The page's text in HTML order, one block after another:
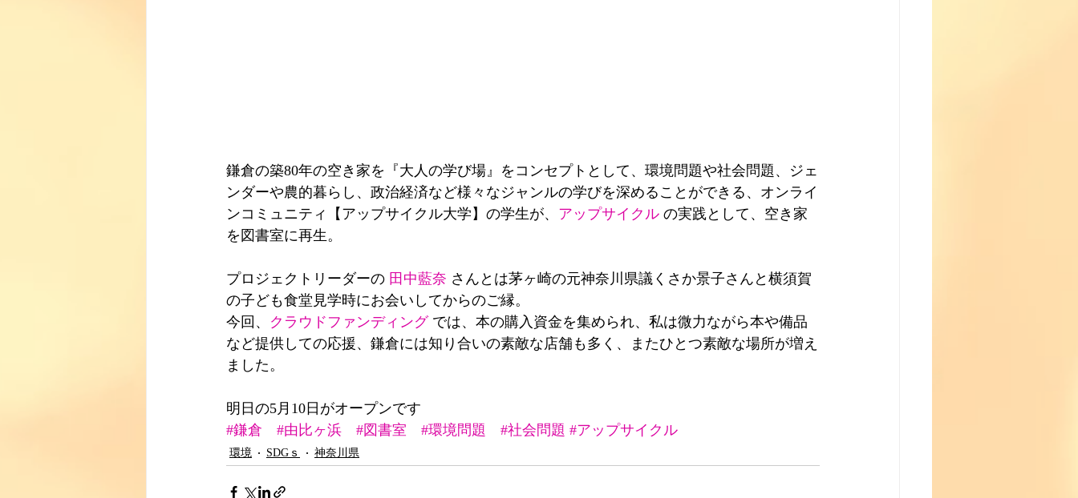
鎌倉の築80年の空き家を『大人の学び場』をコンセプトとして、環境問題や社会問題、ジェ
ンダーや農的暮らし、政治経済など様々なジャンルの学びを深めることができる、オンライ
ンコミュニティ【アップサイクル大学】の学生が、 アップサイクル の実践として、空き家
を図書室に再生。
プロジェクトリーダーの 田中藍奈 さんとは茅ヶ崎の元神奈川県議くさか景子さんと横須賀
の子ども食堂見学時にお会いしてからのご縁。
今回、 クラウドファンディング では、本の購入資金を集められ、私は微力ながら本や備品
など提供しての応援、鎌倉には知り合いの素敵な店舗も多く、またひとつ素敵な場所が増え
ました。
明日の5月10日がオープンです
#鎌倉
#由比ヶ浜 #図書室 #環境問題 #社会問題 #アップサイクル
環境 SDGｓ 神奈川県